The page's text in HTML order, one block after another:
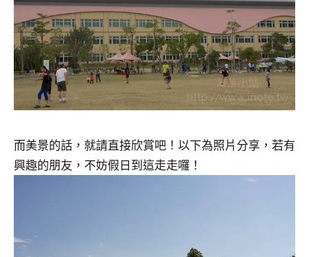
而美景的話，就請直接欣賞吧！以下為照片分享，若有
興趣的朋友，不妨假日到這走走囉！